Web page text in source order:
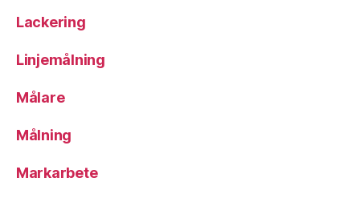
Lackering
Linjemålning
Målare
Målning
Markarbete